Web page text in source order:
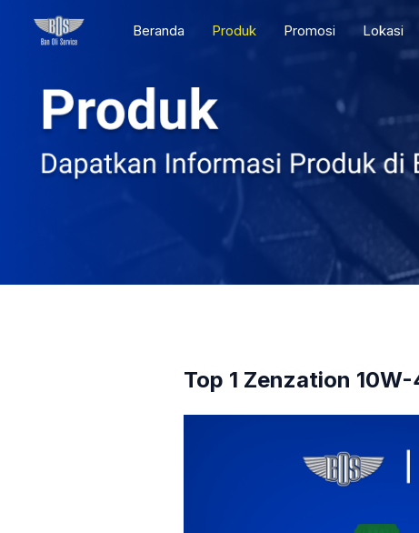
Beranda Produk Promosi Lokasi
Top 1 Zenzation